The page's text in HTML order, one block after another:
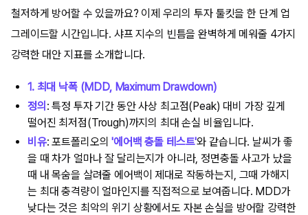
철저하게 방어할 수 있을까요? 이제 우리의 투자 툴킷을 한 단계 업
그레이드할 시간입니다. 샤프 지수의 빈틈을 완벽하게 메워줄 4가지
강력한 대안 지표를 소개합니다.
1. 최대 낙폭 (MDD, Maximum Drawdown)
정의 : 특정 투자 기간 동안 사상 최고점(Peak) 대비 가장 깊게
떨어진 최저점(Trough)까지의 최대 손실 비율입니다.
비유: 포트폴리오의'에어백 충돌 테스트'와 같습니다. 날씨가 좋
을 때 차가 얼마나 잘 달리는지가 아니라, 정면충돌 사고가 났을
때 내 목숨을 살려줄 에어백이 제대로 작동하는지, 그때 가해지
는 최대 충격량이 얼마인지를 직접적으로 보여줍니다. MDD가
낮다는 것은 최악의 위기 상황에서도 자본 손실을 방어할 강력한